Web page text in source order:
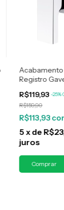
Acabamento
Registro
Quadrado
R$119,93 -25%
R$159,90
R$113,93
5 xde
juros